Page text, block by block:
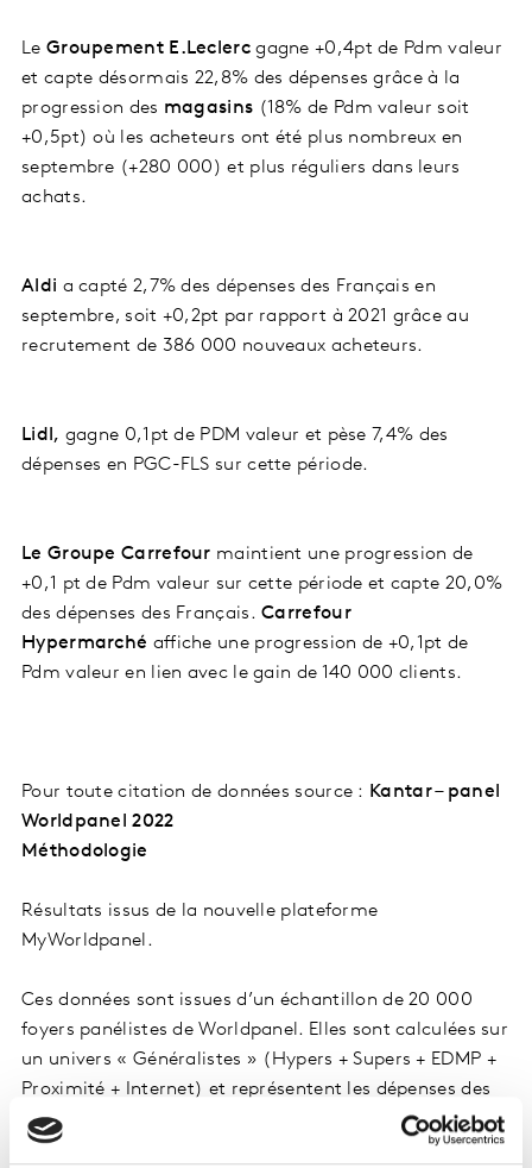
Le Groupement E.Leclercgagne +0,4pt de Pdm valeur
et capte désormais 22,8% des dépenses grâce à la
progression des magasins (18% de Pdm valeur soit
+0,5pt) où les acheteurs ont été plus nombreux en
septembre (+280 000) et plus réguliers dans leurs
achats.
Aldi a capté 2,7% des dépenses des Français en
septembre, soit +0,2pt par rapport à 2021 grâce au
recrutement de 386 000 nouveaux acheteurs.
Lidl, gagne 0,1pt de PDM valeur et pèse 7,4% des
dépenses en PGC-FLS sur cette période.
Le Groupe Carrefour maintient une progression de
+0,1 pt de Pdm valeur sur cette période et capte 20,0%
des dépenses des Français.Carrefour
Hypermarché affiche une progression de +0,1pt de
Pdm valeur en lien avec le gain de 140 000 clients.
Pour toute citation de données source : Kantar – panel
Worldpanel 2022
Méthodologie
Résultats issus de la nouvelle plateforme
MyWorldpanel.
Ces données sont issues d’un échantillon de 20 000
foyers panélistes de Worldpanel. Elles sont calculées sur
un univers « Généralistes » (Hypers + Supers + EDMP +
Proximité + Internet) et représentent les dépenses des
ménages ordinaires en PGC + FRAIS LS* pour la
consommation au domicile.